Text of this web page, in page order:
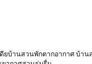
ดียบ้านสวนพักตากอากาศ บ้า